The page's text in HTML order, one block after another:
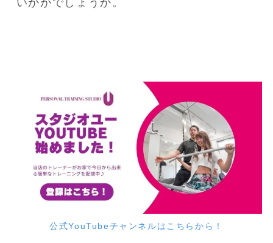
公式YouTubeチャンネルはこちらから！